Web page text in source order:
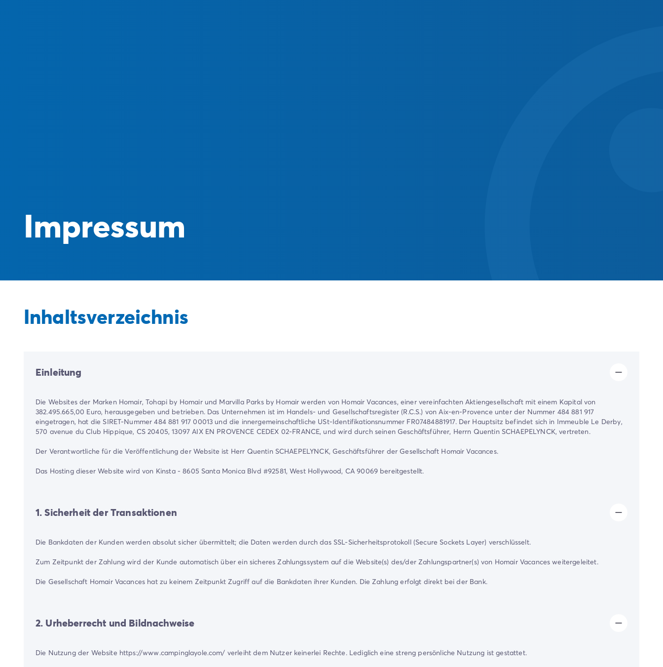
Impressum
Inhaltsverzeichnis
Einleitung
Die Websites der Marken Homair, Tohapi by Homair und Marvilla Parks by Homair werden von Homair Vacances, einer vereinfachten Aktiengesellschaft mit einem Kapital von
382.495.665,00 Euro, herausgegeben und betrieben. Das Unternehmen ist im Handels- und Gesellschaftsregister (R.C.S.) von Aix-en-Provence unter der Nummer 484 881 917
eingetragen, hat die SIRET-Nummer 484 881 917 00013 und die innergemeinschaftliche USt-Identifikationsnummer FR07484881917. Der Hauptsitz befindet sich in Immeuble Le Derby,
570 avenue du Club Hippique, CS 20405, 13097 AIX EN PROVENCE CEDEX 02-FRANCE, und wird durch seinen Geschäftsführer, Herrn Quentin SCHAEPELYNCK, vertreten.
Der Verantwortliche für die Veröffentlichung der Website ist Herr Quentin SCHAEPELYNCK, Geschäftsführer der Gesellschaft Homair Vacances.
Das Hosting dieser Website wird von Kinsta - 8605 Santa Monica Blvd #92581, West Hollywood, CA 90069 bereitgestellt.
1. Sicherheit der Transaktionen
Die Bankdaten der Kunden werden absolut sicher übermittelt; die Daten werden durch das SSL-Sicherheitsprotokoll (Secure Sockets Layer) verschlüsselt.
Zum Zeitpunkt der Zahlung wird der Kunde automatisch über ein sicheres Zahlungssystem auf die Website(s) des/der Zahlungspartner(s) von Homair Vacances weitergeleitet.
Die Gesellschaft Homair Vacances hat zu keinem Zeitpunkt Zugriff auf die Bankdaten ihrer Kunden. Die Zahlung erfolgt direkt bei der Bank.
2. Urheberrecht und Bildnachweise
Die Nutzung der Website https://www.campinglayole.com/ verleiht dem Nutzer keinerlei Rechte. Lediglich eine streng persönliche Nutzung ist gestattet.